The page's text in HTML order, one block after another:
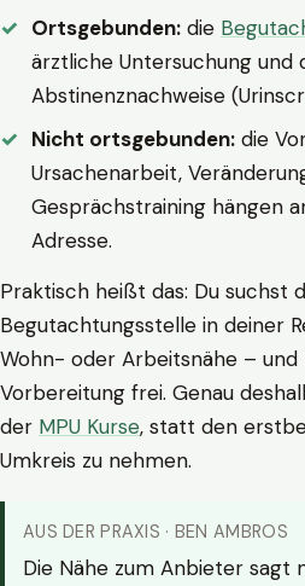
Ortsgebunden: die
ärztliche Untersuchung und
Abstinenznachweise
Nicht ortsgebunden: die
Ursachenarbeit,
Gesprächstraining hängen
Adresse.
Praktisch heißt das: Du suchst
Begutachtungsstelle in deiner
Wohn- oder Arbeitsnähe –
Vorbereitung frei. Genau
der MPU Kurse, statt den
Umkreis zu nehmen.
AUS DER PRAXIS · BEN AMBROS
Die Nähe zum Anbieter sagt